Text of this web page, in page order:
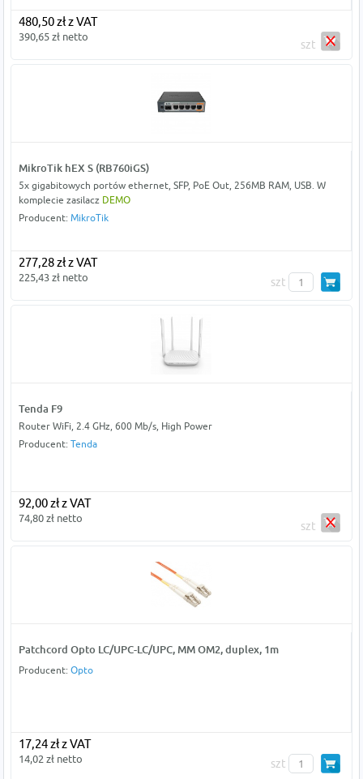
480,50 zł z VAT
390,65 zł netto
szt
MikroTik hEX S (RB760iGS)
5x gigabitowych portów ethernet, SFP, PoE Out, 256MB RAM, USB. W
komplecie zasilacz DEMO
Producent: MikroTik
277,28 zł z VAT
225,43 zł netto szt
Tenda F9
Router WiFi, 2.4 GHz, 600 Mb/s, High Power
Producent: Tenda
92,00 zł z VAT
74,80 zł netto
szt
Patchcord Opto LC/UPC-LC/UPC, MM OM2, duplex, 1m
Producent: Opto
17,24 zł z VAT
14,02 zł netto szt